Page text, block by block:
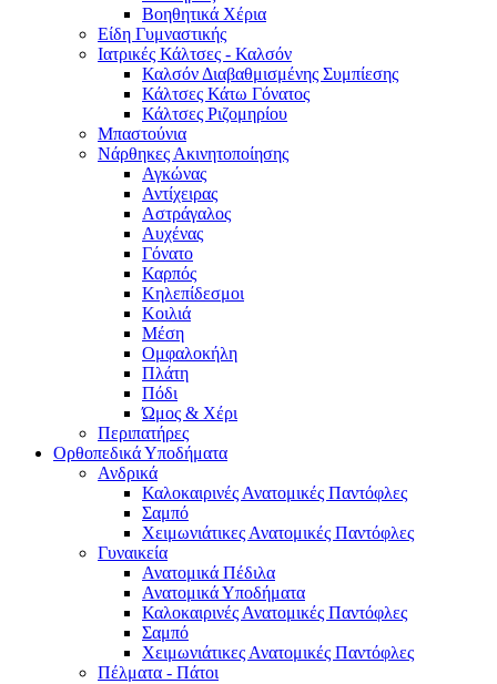
Βοηθητικά Χέρια
Είδη Γυμναστικής
Ιατρικές Κάλτσες - Καλσόν
Καλσόν Διαβαθμισμένης Συμπίεσης
Κάλτσες Κάτω Γόνατος
Κάλτσες Ριζομηρίου
Μπαστούνια
Νάρθηκες Ακινητοποίησης
Αγκώνας
Αντίχειρας
Αστράγαλος
Αυχένας
Γόνατο
Καρπός
Κηλεπίδεσμοι
Κοιλιά
Μέση
Ομφαλοκήλη
Πλάτη
Πόδι
Ώμος & Χέρι
Περιπατήρες
Ορθοπεδικά Υποδήματα
Ανδρικά
Καλοκαιρινές Ανατομικές Παντόφλες
Σαμπό
Χειμωνιάτικες Ανατομικές Παντόφλες
Γυναικεία
Ανατομικά Πέδιλα
Ανατομικά Υποδήματα
Καλοκαιρινές Ανατομικές Παντόφλες
Σαμπό
Χειμωνιάτικες Ανατομικές Παντόφλες
Πέλματα - Πάτοι